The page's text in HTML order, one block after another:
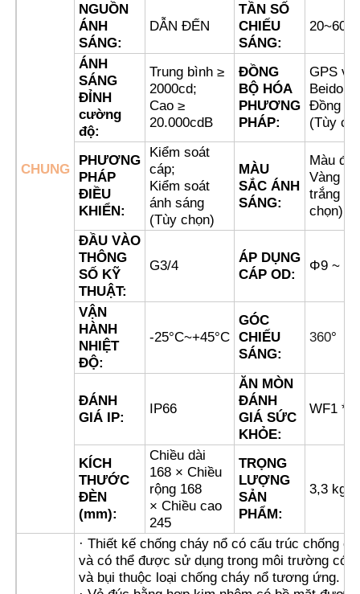
Liên hệ chúng tôi
Yêu cầu báo giá
Chiếu sáng chống cháy nổ
Đèn báo cháy nổ
Hộp chống nổ
công tắc chống cháy nổ
Các tuyến cáp chống nổ
phích cắm và ổ cắm chống cháy nổ
CHUNG
NGUỒN
ÁNH
SÁNG:
DẪN ĐẾN
TẦN SỐ
CHIẾU
SÁNG:
20~60/
ÁNH
SÁNG
ĐỈNH
cường
độ:
Trung bình ≥
2000cd;
Cao ≥
20.000cdB
ĐỒNG
BỘ HÓA
PHƯƠNG
PHÁP:
GPS vệ
Beidou
Đồng
(Tùy
PHƯƠNG
PHÁP
ĐIỀU
KHIỂN:
Kiểm soát
cáp;
Kiểm soát
ánh sáng
(Tùy chọn)
MÀU
SẮC ÁNH
SÁNG:
Màu đỏ;
Vàng
trắng
chọn)
ĐẦU VÀO
THÔNG
SỐ KỸ
THUẬT:
G3/4
ÁP DỤNG
CÁP OD:
Φ9 ~
VẬN
HÀNH
NHIỆT
ĐỘ:
-25°C~+45°C
GÓC
CHIẾU
SÁNG:
360°
ĐÁNH
GIÁ IP:
IP66
ĂN MÒN
ĐÁNH
GIÁ SỨC
KHỎE:
WF1 *
KÍCH
THƯỚC
ĐÈN
(mm):
Chiều dài
168 × Chiều
rộng 168
× Chiều cao
245
TRỌNG
LƯỢNG
SẢN
PHẨM:
3,3 kg
· Thiết kế chống cháy nổ có cấu trúc chống
và có thể được sử dụng trong môi trường có
và bụi thuộc loại chống cháy nổ tương ứng.